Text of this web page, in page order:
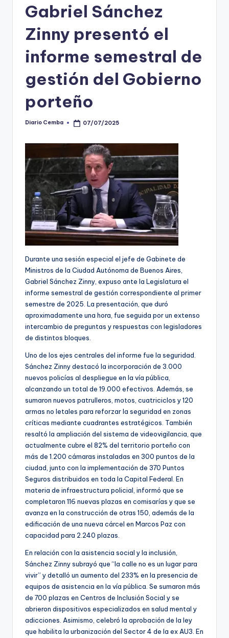
Gabriel Sánchez
Zinny presentó el
informe semestral de
gestión del Gobierno
porteño
Posted
Diario Cemba 07/07/2025
Durante una sesión especial el jefe de Gabinete de
Ministros de la Ciudad Autónoma de Buenos Aires,
Gabriel Sánchez Zinny, expuso ante la Legislatura el
informe semestral de gestión correspondiente al primer
semestre de 2025. La presentación, que duró
aproximadamente una hora, fue seguida por un extenso
intercambio de preguntas y respuestas con legisladores
de distintos bloques.
Uno de los ejes centrales del informe fue la seguridad.
Sánchez Zinny destacó la incorporación de 3.000
nuevos policías al despliegue en la vía pública,
alcanzando un total de 19.000 efectivos. Además, se
sumaron nuevos patrulleros, motos, cuatriciclos y 120
armas no letales para reforzar la seguridad en zonas
críticas mediante cuadrantes estratégicos. También
resaltó la ampliación del sistema de videovigilancia, que
actualmente cubre el 82% del territorio porteño con
más de 1.200 cámaras instaladas en 300 puntos de la
ciudad, junto con la implementación de 370 Puntos
Seguros distribuidos en toda la Capital Federal. En
materia de infraestructura policial, informó que se
completaron 116 nuevas plazas en comisarías y que se
avanza en la construcción de otras 150, además de la
edificación de una nueva cárcel en Marcos Paz con
capacidad para 2.240 plazas.
En relación con la asistencia social y la inclusión,
Sánchez Zinny subrayó que “la calle no es un lugar para
vivir” y detalló un aumento del 233% en la presencia de
equipos de asistencia en la vía pública. Se sumaron más
de 700 plazas en Centros de Inclusión Social y se
abrieron dispositivos especializados en salud mental y
adicciones. Asimismo, celebró la aprobación de la ley
que habilita la urbanización del Sector 4 de la ex AU3. En